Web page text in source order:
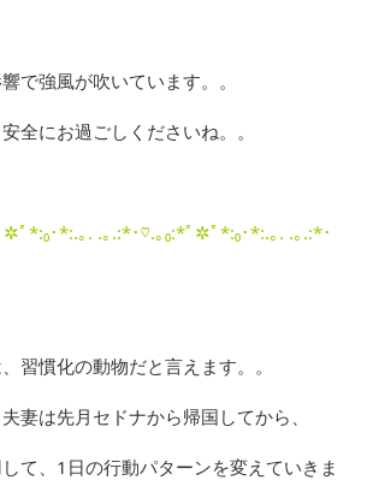
で強風が吹いています。。
全にお過ごしくださいね。。
✲ﾟ*:₀･*:.｡. .｡.:*･♡.｡₀:*ﾟ✲ﾟ*:₀･*:.｡. .｡.:*･
習慣化の動物だと言えます。。
妻は先月セドナから帰国してから、
て、1日の行動パターンを変えていきま